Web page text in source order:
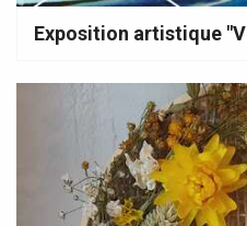
Exposition artistique